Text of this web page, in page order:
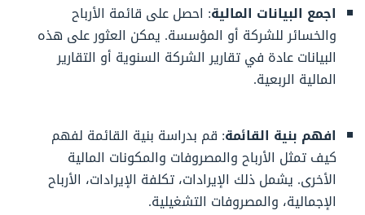
اجمع البيانات المالية: احصل على قائمة الأرباح
والخسائر للشركة أو المؤسسة. يمكن العثور على هذه
البيانات عادة في تقارير الشركة السنوية أو التقارير
المالية الربعية.
افهم بنية القائمة: قم بدراسة بنية القائمة لفهم
كيف تمثل الأرباح والمصروفات والمكونات المالية
الأخرى. يشمل ذلك الإيرادات، تكلفة الإيرادات، الأرباح
الإجمالية، والمصروفات التشغيلية.